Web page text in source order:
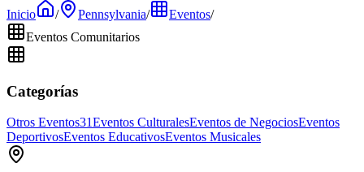
Inicio
/ Pennsylvania/ Eventos/
Eventos Comunitarios
Categorías
Otros Eventos31Eventos CulturalesEventos de NegociosEventos
DeportivosEventos EducativosEventos Musicales